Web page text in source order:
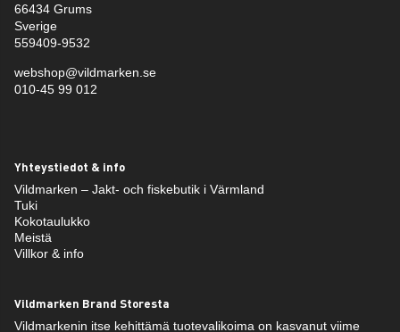
66434 Grums
Sverige
559409-9532
webshop@vildmarken.se
010-45 99 012
Yhteystiedot & info
Vildmarken – Jakt- och fiskebutik i Värmland
Tuki
Kokotaulukko
Meistä
Villkor & info
Vildmarken Brand Storesta
Vildmarkenin itse kehittämä tuotevalikoima on kasvanut viime